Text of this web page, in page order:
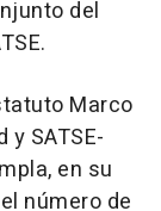
del
Marco
SATSE-
en su
número de